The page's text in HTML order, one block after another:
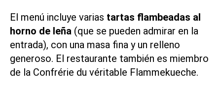
El menú incluye varias tartas flambeadas al
horno de leña (que se pueden admirar en la
entrada), con una masa fina y un relleno
generoso. El restaurante también es miembro
de la Confrérie du véritable Flammekueche.